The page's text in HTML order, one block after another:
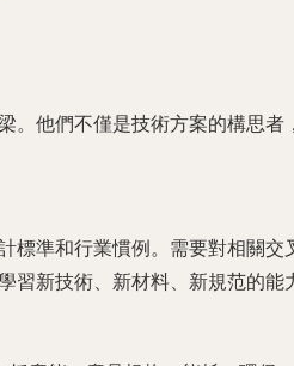
。他們不僅是技術方案的構思者
標準和行業慣例。需要對相關交
新技術、新材料、新規范的能